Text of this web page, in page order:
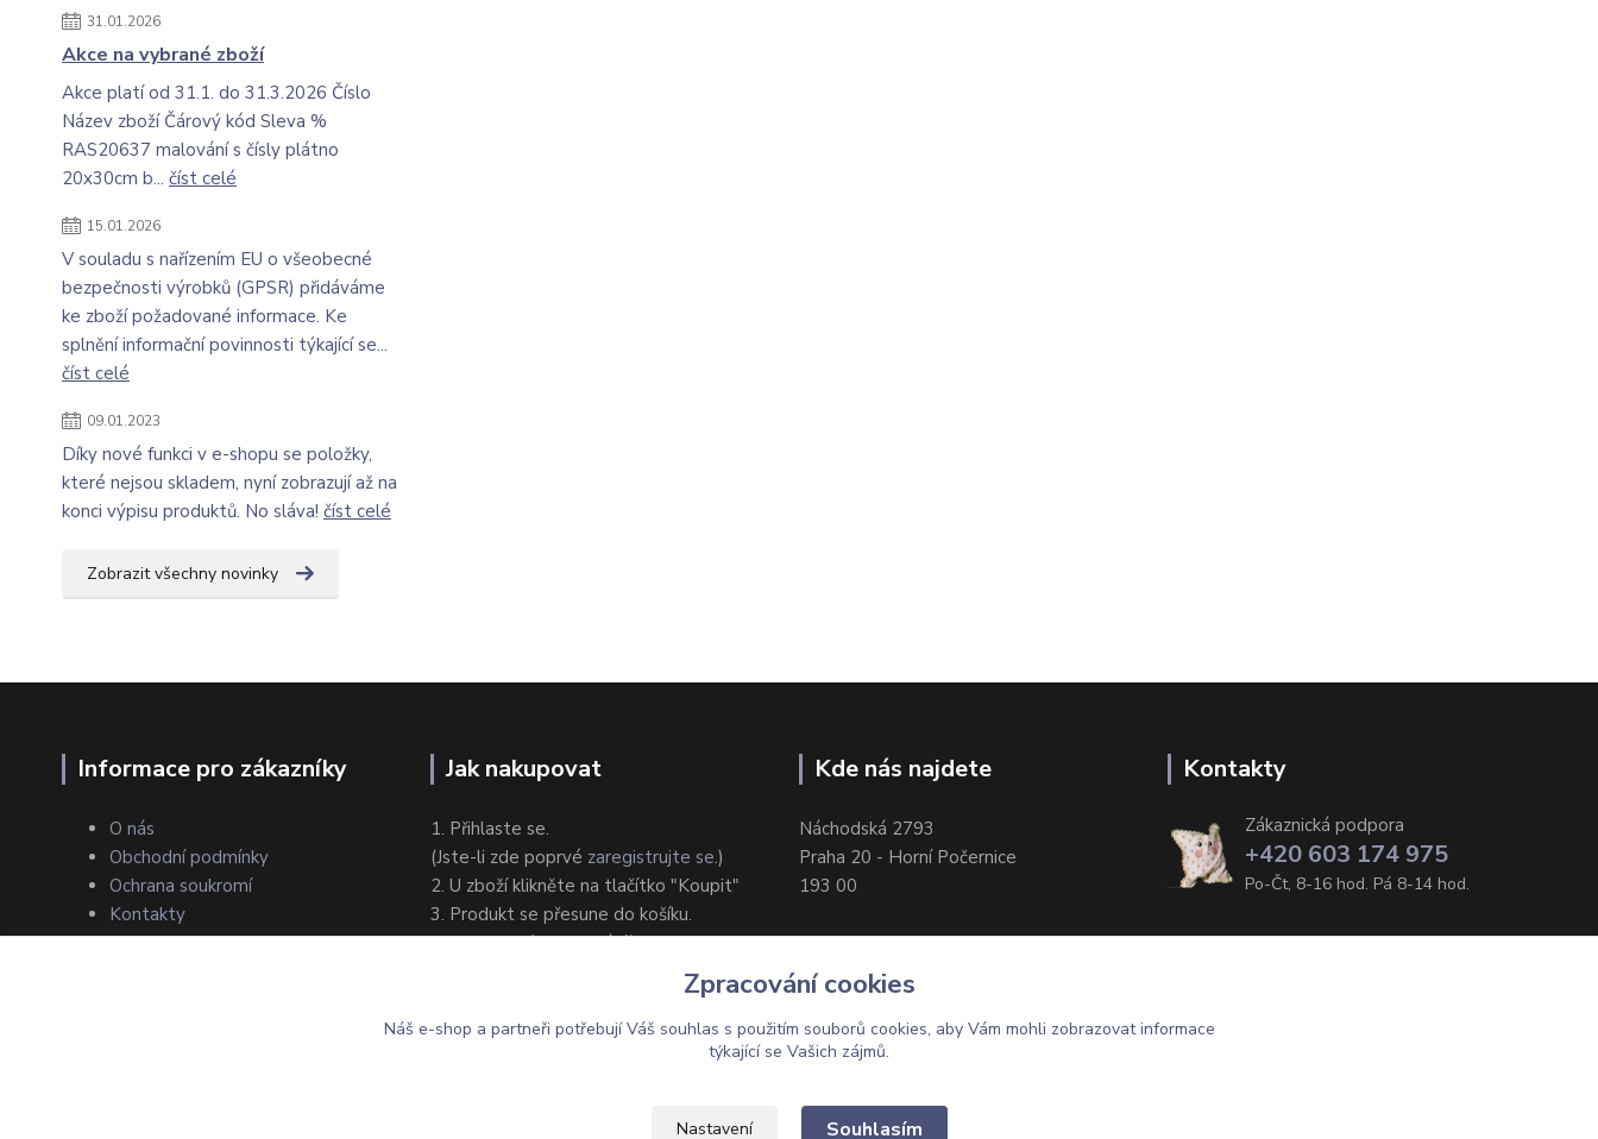
31.01.2026
Akce na vybrané zboží
Akce platí od 31.1. do 31.3.2026 Číslo
Název zboží Čárový kód Sleva %
RAS20637 malování s čísly plátno
20x30cm b... číst celé
15.01.2026
V souladu s nařízením EU o všeobecné
bezpečnosti výrobků (GPSR) přidáváme
ke zboží požadované informace. Ke
splnění informační povinnosti týkající se...
číst celé
09.01.2023
Díky nové funkci v e-shopu se položky,
které nejsou skladem, nyní zobrazují až na
konci výpisu produktů. No sláva! číst celé
Zobrazit všechny novinky
Informace pro zákazníky
O nás
Obchodní podmínky
Ochrana soukromí
Kontakty
Jak nakupovat
1. Přihlaste se.
(Jste-li zde poprvé zaregistrujte se.)
2. U zboží klikněte na tlačítko "Koupit"
3. Produkt se přesune do košíku.
4. Zvolte způsob dodání/platby.
Kde nás najdete
Náchodská 2793
Praha 20 - Horní Počernice
193 00
Kontakty
Zákaznická podpora
+420 603 174 975
Po-Čt, 8-16 hod. Pá 8-14 hod.
Upravit sběr cookies.
Zpracování cookies
Náš e-shop a partneři potřebují Váš souhlas s použitím souborů cookies, aby Vám mohli zobrazovat informace
týkající se Vašich zájmů.
Nastavení Souhlasím